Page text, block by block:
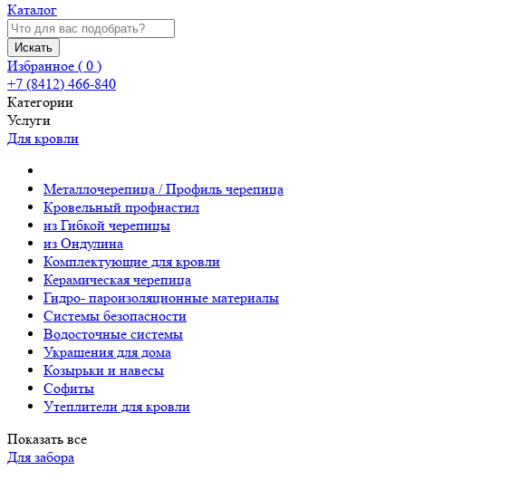
Каталог
Искать
Избранное ( 0 )
+7 (8412) 466-840
Категории
Услуги
Для кровли
Металлочерепица / Профиль черепица
Кровельный профнастил
из Гибкой черепицы
из Ондулина
Комплектующие для кровли
Керамическая черепица
Гидро- пароизоляционные материалы
Системы безопасности
Водосточные системы
Украшения для дома
Козырьки и навесы
Софиты
Утеплители для кровли
Показать все
Для забора